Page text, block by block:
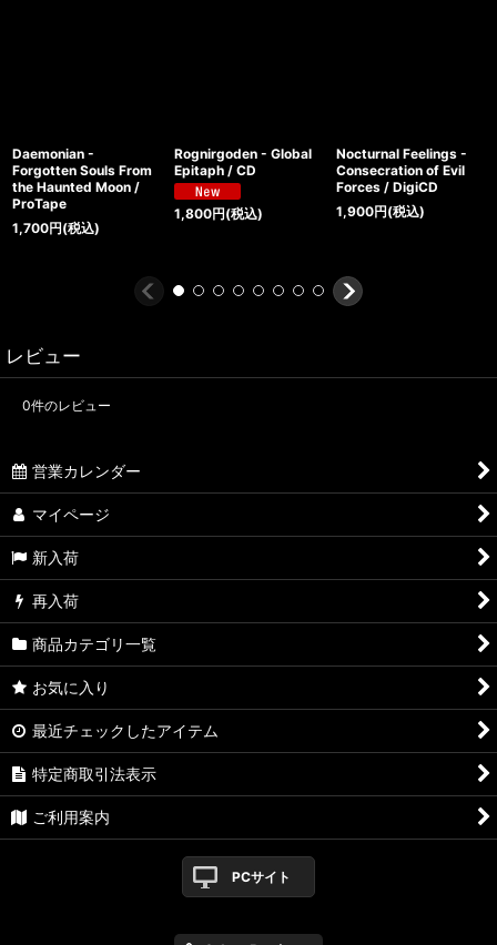
Daemonian -
Forgotten Souls From
the Haunted Moon /
ProTape
1,700円(税込)
Rognirgoden - Global
Epitaph / CD
1,800円(税込)
Nocturnal Feelings -
Consecration of Evil
Forces / DigiCD
1,900円(税込)
レビュー
0件のレビュー
営業カレンダー
マイページ
新入荷
再入荷
商品カテゴリ一覧
お気に入り
最近チェックしたアイテム
特定商取引法表示
ご利用案内
PCサイト